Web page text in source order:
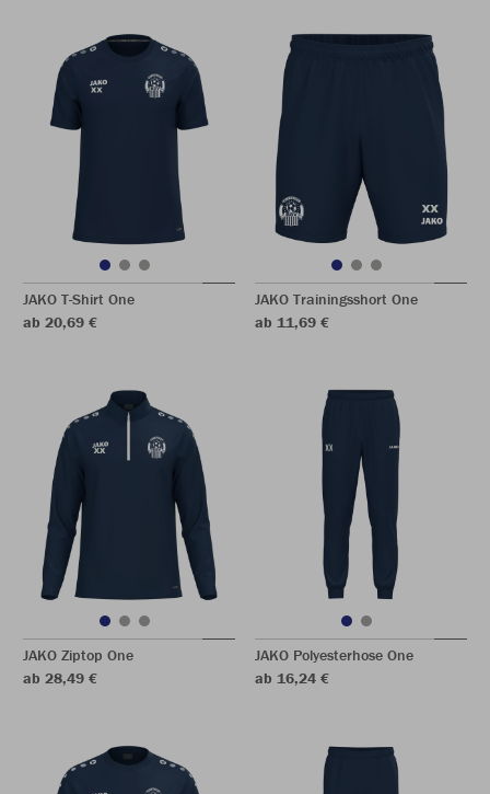
JAKO T-Shirt One
ab 20,69 €
JAKO Trainingsshort One
ab 11,69 €
JAKO Ziptop One
ab 28,49 €
JAKO Polyesterhose One
ab 16,24 €